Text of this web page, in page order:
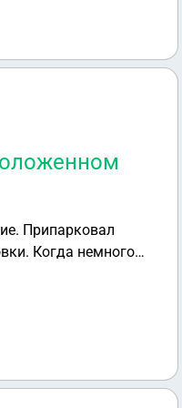
Припарковал
Когда немного
остановки,
эвакуацию?